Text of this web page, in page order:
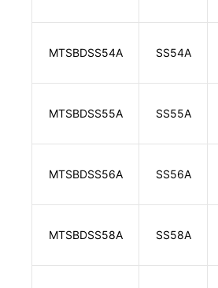
MTSBDSS54A SS54A
MTSBDSS55A SS55A
MTSBDSS56A SS56A
MTSBDSS58A SS58A